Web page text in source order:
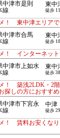
中津市是則
線
東中
徒歩
！ 東中津エリアで
中津市合馬
線
東中
徒歩
！ インターネット
中津市上如水
線
東中
徒歩
！ 築浅2LDK・2
探しの方におすすめ
中津市下宮永
線
中津
徒歩
！ 賃料お安くな